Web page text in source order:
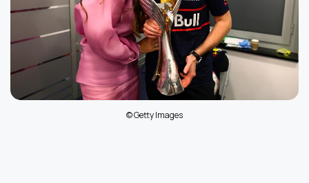
© Getty Images